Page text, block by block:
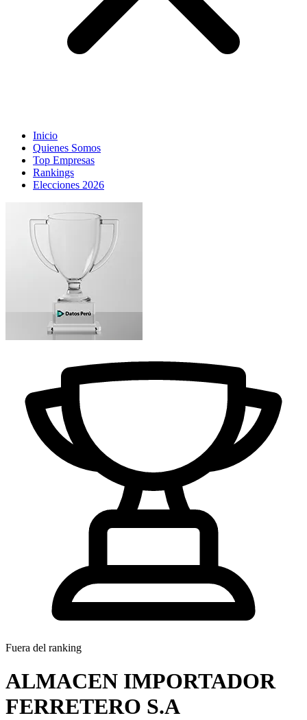
Inicio
Quienes Somos
Top Empresas
Rankings
Elecciones 2026
Fuera del ranking
ALMACEN IMPORTADOR
FERRETERO S.A